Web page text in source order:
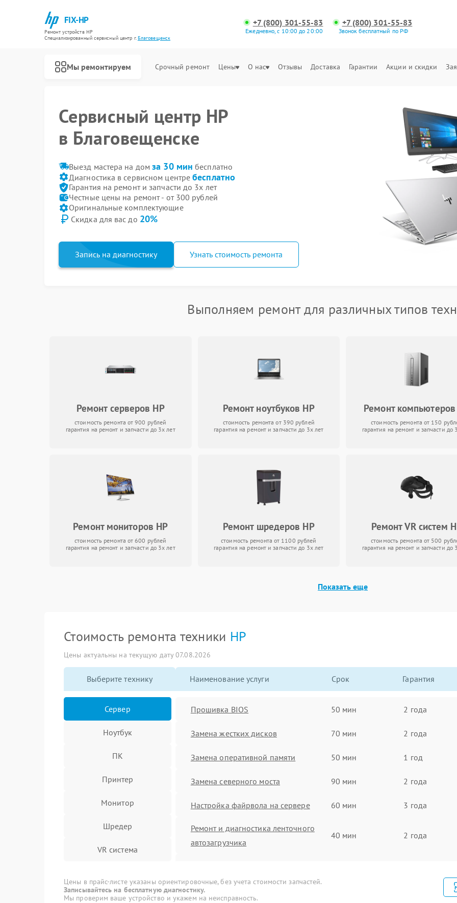
FIX-HP
Ремонт устройств HP
Специализированный cервисный центр г.Благовещенск
+7 (800) 301-55-83
Ежедневно, с 10:00 до 20:00
+7 (800) 301-55-83
Звонок бесплатный по РФ
Мы ремонтируем Срочный ремонт Цены О нас Отзывы Доставка Гарантии Акции и скидки
Сервисный центр HP
в Благовещенске
Выезд мастера на домза 30 мин бесплатно
Диагностика в сервисном центребесплатно
Гарантия на ремонт и запчасти до 3х лет
Честные цены на ремонт - от 300 рублей
Оригинальные комплектующие
Скидка для вас до 20%
Запись на диагностику Узнать стоимость ремонта
Выполняем ремонт для различных типов
Ремонт серверов HP
стоимость ремонта от 900 рублей
гарантия на ремонт и запчасти до 3х лет
Ремонт ноутбуков HP
стоимость ремонта от 390 рублей
гарантия на ремонт и запчасти до 3х лет
Ремонт компьютеров
стоимость ремонта от 150
гарантия на ремонт и запчасти до
Ремонт мониторов HP
стоимость ремонта от 600 рублей
гарантия на ремонт и запчасти до 3х лет
Ремонт шредеров HP
стоимость ремонта от 1100 рублей
гарантия на ремонт и запчасти до 3х лет
Ремонт VR систем
стоимость ремонта от 500
гарантия на ремонт и запчасти до
Показать еще
Стоимость ремонта техники HP
Цены актуальны на текущую дату 07.08.2026
Выберите технику
Сервер
Ноутбук
ПК
Принтер
Монитор
Шредер
VR система
МФУ
Наименование услуги Срок Гарантия
Прошивка BIOS 50 мин 2 года
Замена жестких дисков 70 мин 2 года
Замена оперативной памяти 50 мин 1 год
Замена северного моста 90 мин 2 года
Настройка файрвола на сервере 60 мин 3 года
Ремонт и диагностика ленточного
автозагрузчика
40 мин 2 года
Ремонт ленточной библиотеки
Цены в прайс-листе указаны ориентировочные, без учета стоимости запчастей.
Записывайтесь на бесплатную диагностику.
Мы проверим ваше устройство и укажем на неисправность.